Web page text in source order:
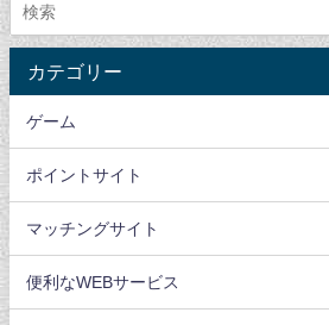
カテゴリー
ゲーム
ポイントサイト
マッチングサイト
便利なWEBサービス